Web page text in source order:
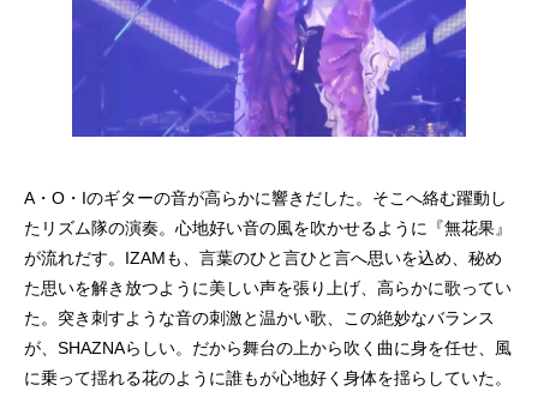
A・O・Iのギターの音が高らかに響きだした。そこへ絡む躍動し
たリズム隊の演奏。心地好い音の風を吹かせるように『無花果』
が流れだす。IZAMも、言葉のひと言ひと言へ思いを込め、秘め
た思いを解き放つように美しい声を張り上げ、高らかに歌ってい
た。突き刺すような音の刺激と温かい歌、この絶妙なバランス
が、SHAZNAらしい。だから舞台の上から吹く曲に身を任せ、風
に乗って揺れる花のように誰もが心地好く身体を揺らしていた。